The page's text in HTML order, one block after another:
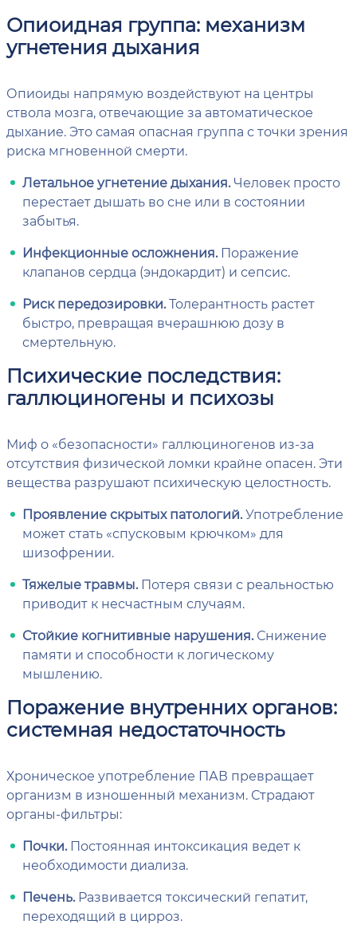
Опиоидная группа: механизм
угнетения дыхания
Опиоиды напрямую воздействуют на центры
ствола мозга, отвечающие за автоматическое
дыхание. Это самая опасная группа с точки зрения
риска мгновенной смерти.
Летальное угнетение дыхания.Человек просто
перестает дышать во сне или в состоянии
забытья.
Инфекционные осложнения.Поражение
клапанов сердца (эндокардит) и сепсис.
Риск передозировки.Толерантность растет
быстро, превращая вчерашнюю дозу в
смертельную.
Психические последствия:
галлюциногены и психозы
Миф о «безопасности» галлюциногенов из-за
отсутствия физической ломки крайне опасен. Эти
вещества разрушают психическую целостность.
Проявление скрытых патологий.Употребление
может стать «спусковым крючком» для
шизофрении.
Тяжелые травмы.Потеря связи с реальностью
приводит к несчастным случаям.
Стойкие когнитивные нарушения.Снижение
памяти и способности к логическому
мышлению.
Поражение внутренних органов:
системная недостаточность
Хроническое употребление ПАВ превращает
организм в изношенный механизм. Страдают
органы-фильтры:
Почки.Постоянная интоксикация ведет к
необходимости диализа.
Печень.Развивается токсический гепатит,
переходящий в цирроз.